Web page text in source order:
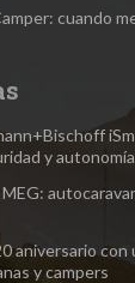
cuando
y autonomía
aniversario con
y campers